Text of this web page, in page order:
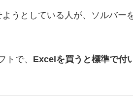
うとしている人が、ソルバー
トで、 Excelを買うと標準で付